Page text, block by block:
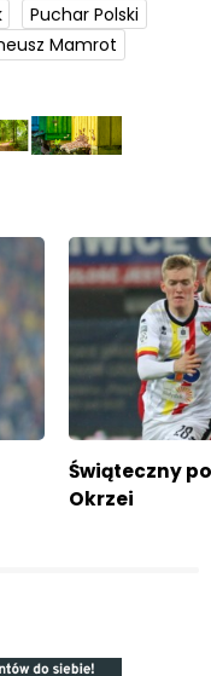
Puchar Polski
Mamrot
Świąteczny
Okrzei